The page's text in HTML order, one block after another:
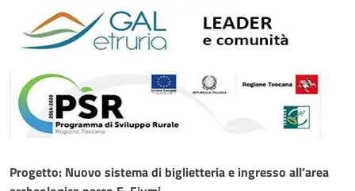
Progetto: Nuovo sistema di biglietteria e ingresso all’area